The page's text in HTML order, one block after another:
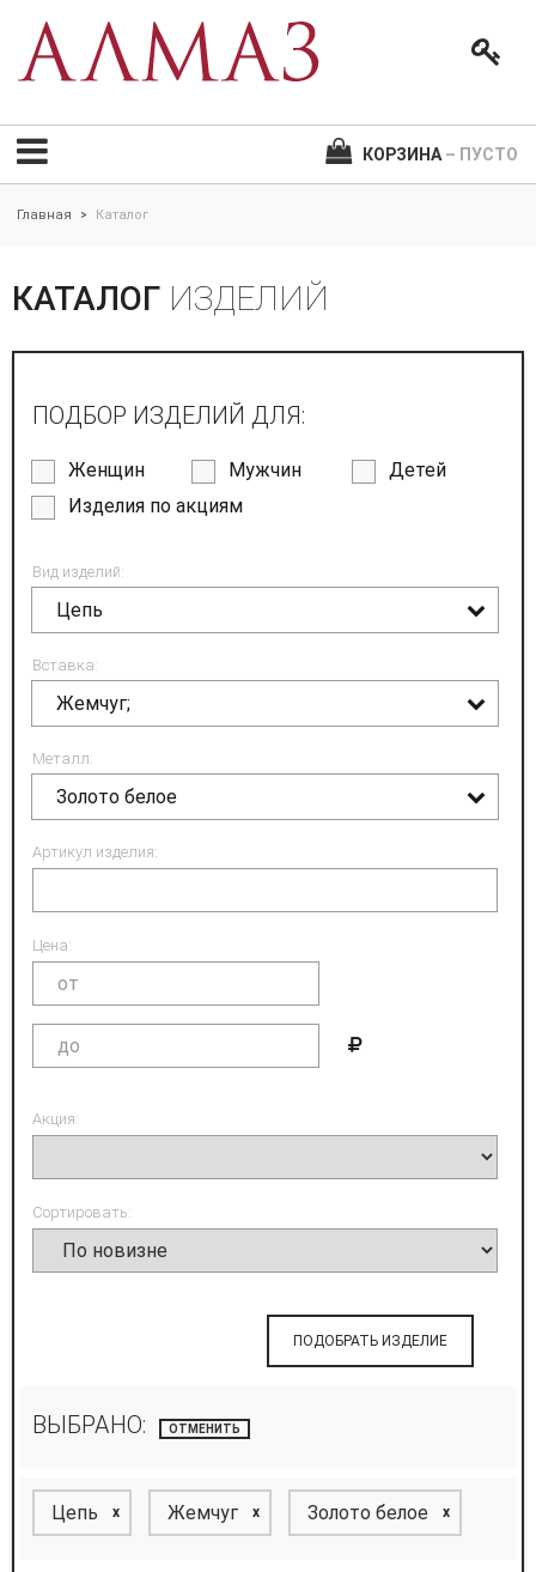
КОРЗИНА – ПУСТО
Главная > Каталог
КАТАЛОГ ИЗДЕЛИЙ
ПОДБОР ИЗДЕЛИЙ ДЛЯ:
Женщин Мужчин
Детей
Изделия по акциям
Вид изделий:
Цепь
Вставка:
Жемчуг;
Металл:
Золото белое
Артикул изделия:
Цена:
Акция:
Сортировать:
ПОДОБРАТЬ ИЗДЕЛИЕ
ВЫБРАНО: ОТМЕНИТЬ
Цепь x Жемчуг x Золото белое x